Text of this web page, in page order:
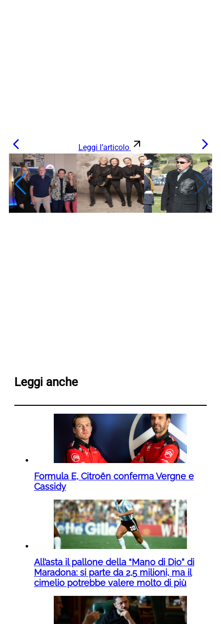
Leggi l’articolo
Leggi anche
Formula E, Citroën conferma Vergne e
Cassidy
All’asta il pallone della “Mano di Dio” di
Maradona: si parte da 2,5 milioni, ma il
cimelio potrebbe valere molto di più